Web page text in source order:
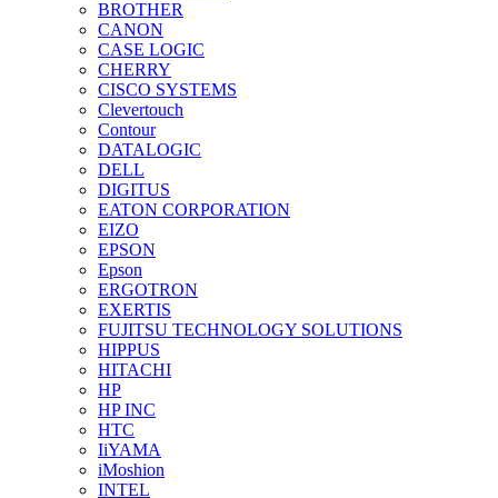
BROTHER
CANON
CASE LOGIC
CHERRY
CISCO SYSTEMS
Clevertouch
Contour
DATALOGIC
DELL
DIGITUS
EATON CORPORATION
EIZO
EPSON
Epson
ERGOTRON
EXERTIS
FUJITSU TECHNOLOGY SOLUTIONS
HIPPUS
HITACHI
HP
HP INC
HTC
IiYAMA
iMoshion
INTEL